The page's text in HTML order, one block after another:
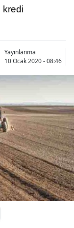
kredi
Yayınlanma
10 Ocak 2020 - 08:46